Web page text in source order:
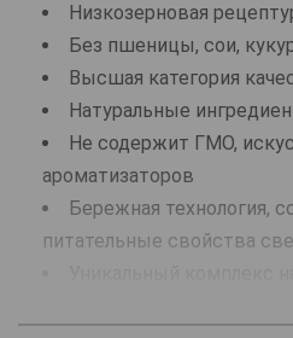
Низкозерновая
Без пшеницы, сои,
Высшая категория
Натуральные
Не содержит ГМО,
ароматизаторов
Бережная технология,
питательные свойства